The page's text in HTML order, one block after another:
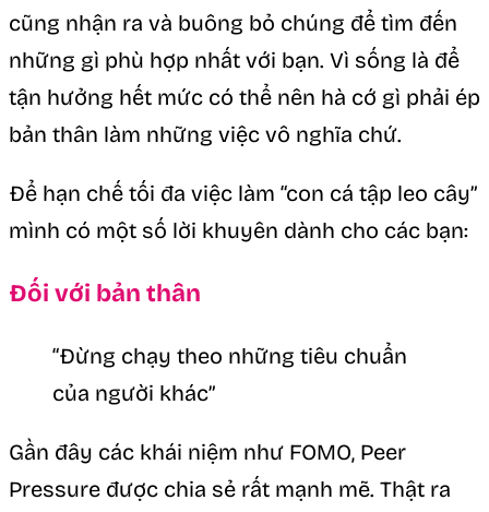
cũng nhận ra và buông bỏ chúng để tìm đến
những gì phù hợp nhất với bạn. Vì sống là để
tận hưởng hết mức có thể nên hà cớ gì phải ép
bản thân làm những việc vô nghĩa chứ.
Để hạn chế tối đa việc làm “con cá tập leo cây”
mình có một số lời khuyên dành cho các bạn:
Đối với bản thân
“Đừng chạy theo những tiêu chuẩn
của người khác”
Gần đây các khái niệm như FOMO, Peer
Pressure được chia sẻ rất mạnh mẽ. Thật ra